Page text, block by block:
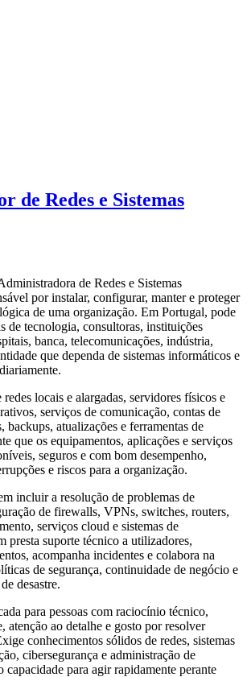
de Redes e Sistemas
de Redes e Sistemas
por instalar, configurar, manter e proteger
de uma organização. Em Portugal, pode
de tecnologia, consultoras, instituições
banca, telecomunicações, indústria,
que dependa de sistemas informáticos e
locais e alargadas, servidores físicos e
serviços de comunicação, contas de
backups, atualizações e ferramentas de
que os equipamentos, aplicações e serviços
seguros e com bom desempenho,
e riscos para a organização.
incluir a resolução de problemas de
de firewalls, VPNs, switches, routers,
serviços cloud e sistemas de
presta suporte técnico a utilizadores,
acompanha incidentes e colabora na
de segurança, continuidade de negócio e
desastre.
para pessoas com raciocínio técnico,
atenção ao detalhe e gosto por resolver
conhecimentos sólidos de redes, sistemas
cibersegurança e administração de
capacidade para agir rapidamente perante